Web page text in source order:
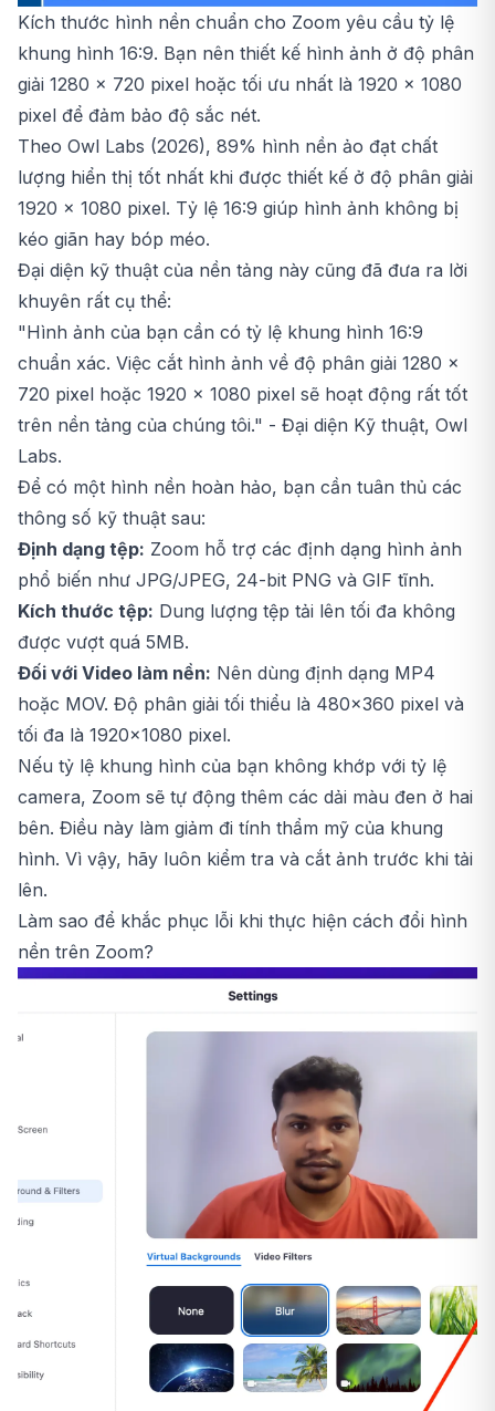
Kích thước hình nền chuẩn cho Zoom yêu cầu tỷ lệ
khung hình 16:9. Bạn nên thiết kế hình ảnh ở độ phân
giải 1280 x 720 pixel hoặc tối ưu nhất là 1920 x 1080
pixel để đảm bảo độ sắc nét.
Theo Owl Labs (2026), 89% hình nền ảo đạt chất
lượng hiển thị tốt nhất khi được thiết kế ở độ phân giải
1920 x 1080 pixel. Tỷ lệ 16:9 giúp hình ảnh không bị
kéo giãn hay bóp méo.
Đại diện kỹ thuật của nền tảng này cũng đã đưa ra lời
khuyên rất cụ thể:
"Hình ảnh của bạn cần có tỷ lệ khung hình 16:9
chuẩn xác. Việc cắt hình ảnh về độ phân giải 1280 x
720 pixel hoặc 1920 x 1080 pixel sẽ hoạt động rất tốt
trên nền tảng của chúng tôi." - Đại diện Kỹ thuật, Owl
Labs.
Để có một hình nền hoàn hảo, bạn cần tuân thủ các
thông số kỹ thuật sau:
Định dạng tệp: Zoom hỗ trợ các định dạng hình ảnh
phổ biến như JPG/JPEG, 24-bit PNG và GIF tĩnh.
Kích thước tệp: Dung lượng tệp tải lên tối đa không
được vượt quá 5MB.
Đối với Video làm nền: Nên dùng định dạng MP4
hoặc MOV. Độ phân giải tối thiểu là 480x360 pixel và
tối đa là 1920x1080 pixel.
Nếu tỷ lệ khung hình của bạn không khớp với tỷ lệ
camera, Zoom sẽ tự động thêm các dải màu đen ở hai
bên. Điều này làm giảm đi tính thẩm mỹ của khung
hình. Vì vậy, hãy luôn kiểm tra và cắt ảnh trước khi tải
lên.
Làm sao để khắc phục lỗi khi thực hiện cách đổi hình
nền trên Zoom?